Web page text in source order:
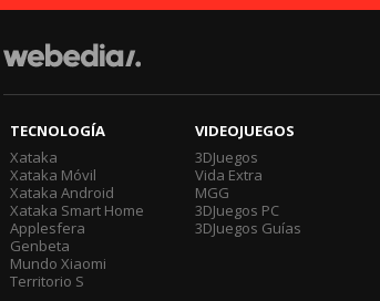
TECNOLOGÍA
Xataka
Xataka Móvil
Xataka Android
Xataka Smart Home
Applesfera
Genbeta
Mundo Xiaomi
Territorio S
VIDEOJUEGOS
3DJuegos
Vida Extra
MGG
3DJuegos PC
3DJuegos Guías